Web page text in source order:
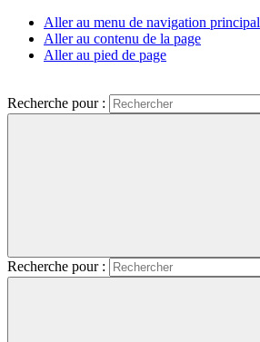
Aller au menu de navigation principal
Aller au contenu de la page
Aller au pied de page
Recherche pour :
Recherche pour :